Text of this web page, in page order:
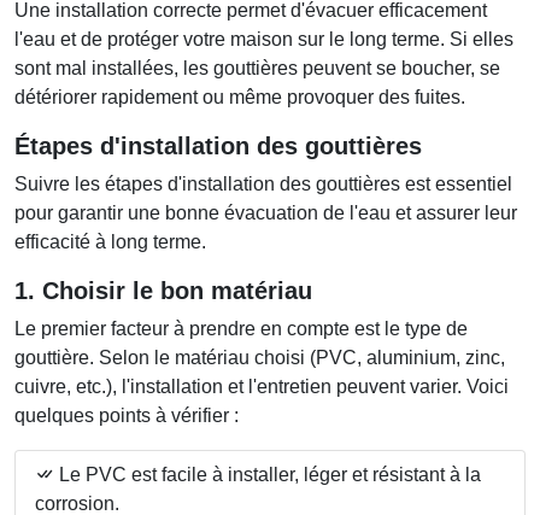
Une installation correcte permet d'évacuer efficacement
l'eau et de protéger votre maison sur le long terme. Si elles
sont mal installées, les gouttières peuvent se boucher, se
détériorer rapidement ou même provoquer des fuites.
Étapes d'installation des gouttières
Suivre les étapes d'installation des gouttières est essentiel
pour garantir une bonne évacuation de l'eau et assurer leur
efficacité à long terme.
1. Choisir le bon matériau
Le premier facteur à prendre en compte est le type de
gouttière. Selon le matériau choisi (PVC, aluminium, zinc,
cuivre, etc.), l'installation et l'entretien peuvent varier. Voici
quelques points à vérifier :
Le PVC est facile à installer, léger et résistant à la
corrosion.